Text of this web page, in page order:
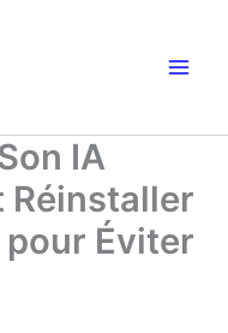
IA
Réinstaller
pour Éviter